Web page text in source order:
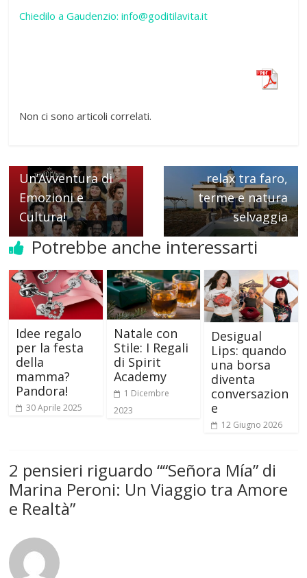
Chiedilo a Gaudenzio: info@goditilavita.it
Non ci sono articoli correlati.
← Previous
Un’Avventura di
Emozioni e
Cultura!
relax tra faro,
terme e natura
selvaggia
Potrebbe anche interessarti
Idee regalo
per la festa
della
mamma?
Pandora!
30 Aprile 2025
Natale con
Stile: I Regali
di Spirit
Academy
1 Dicembre
2023
Desigual
Lips: quando
una borsa
diventa
conversazion
e
12 Giugno 2026
2 pensieri riguardo ““Señora Mía” di
Marina Peroni: Un Viaggio tra Amore
e Realtà”